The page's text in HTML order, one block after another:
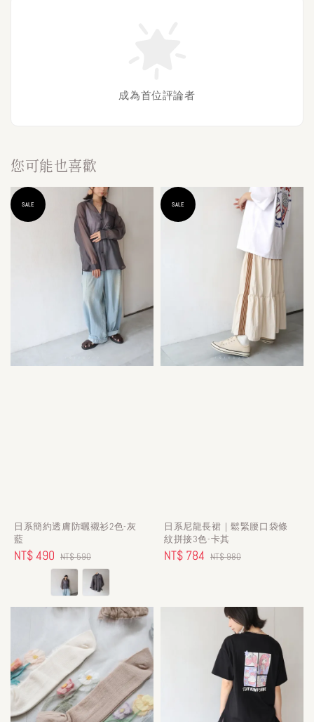
成為首位評論者
您可能也喜歡
SALE
日系簡約透膚防曬襯衫2色-灰
藍
Sale
NT$ 490 Regular
price
NT$ 590
SALE
日系尼龍長裙｜鬆緊腰口袋條
紋拼接3色-卡其
Sale
NT$ 784 Regular
NT$ 980